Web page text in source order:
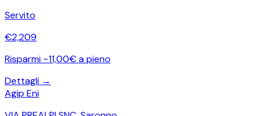
Servito
€2,209
Risparmi ~11,00€ a pieno
Dettagli →
Agip Eni